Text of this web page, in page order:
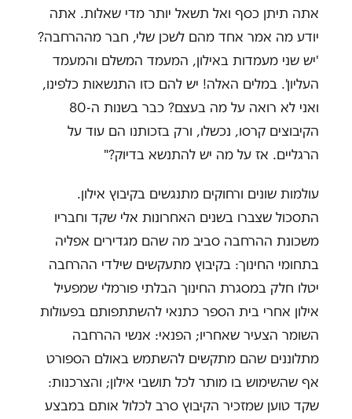
אתה תיתן כסף ואל תשאל יותר מדי שאלות. אתה
יודע מה אמר אחד מהם לשכן שלי, חבר מההרחבה?
'יש שני מעמדות באילון, המעמד המשלם והמעמד
העליון'. במלים האלה! יש להם כזו התנשאות כלפינו,
ואני לא רואה על מה בעצם? כבר בשנות ה-80
הקיבוצים קרסו, נכשלו, ורק בזכותנו הם עוד על
הרגליים. אז על מה יש להתנשא בדיוק?"
עולמות שונים ורחוקים מתנגשים בקיבוץ אילון.
התסכול שצברו בשנים האחרונות אלי שקד וחבריו
משכונת ההרחבה סביב מה שהם מגדירים אפליה
בתחומי החינוך: בקיבוץ מתעקשים שילדי ההרחבה
יטלו חלק במסגרת החינוך הבלתי פורמלי שמפעיל
אילון אחרי בית הספר כתנאי להשתתפותם בפעולות
השומר הצעיר שאחריו; הפנאי: אנשי ההרחבה
מתלוננים שהם מתקשים להשתמש באולם הספורט
אף שהשימוש בו מותר לכל תושבי אילון; והצרכנות:
שקד טוען שמזכיר הקיבוץ סרב לכלול אותם במבצע